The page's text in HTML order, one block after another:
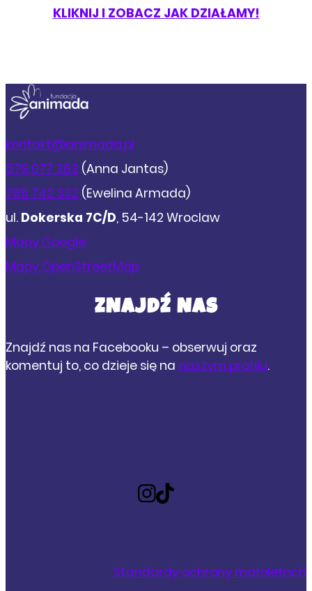
KLIKNIJ I ZOBACZ JAK DZIAŁAMY!
kontakt@animada.pl
579 077 363 (Anna Jantas)
795 742 332 (Ewelina Armada)
ul. Dokerska 7C/D, 54-142 Wroclaw
Mapy Google
Mapy OpenStreetMap
ZNAJDŹ NAS
Znajdź nas na Facebooku – obserwuj oraz
komentuj to, co dzieje się na naszym profilu.
Standardy ochrony małoletnch